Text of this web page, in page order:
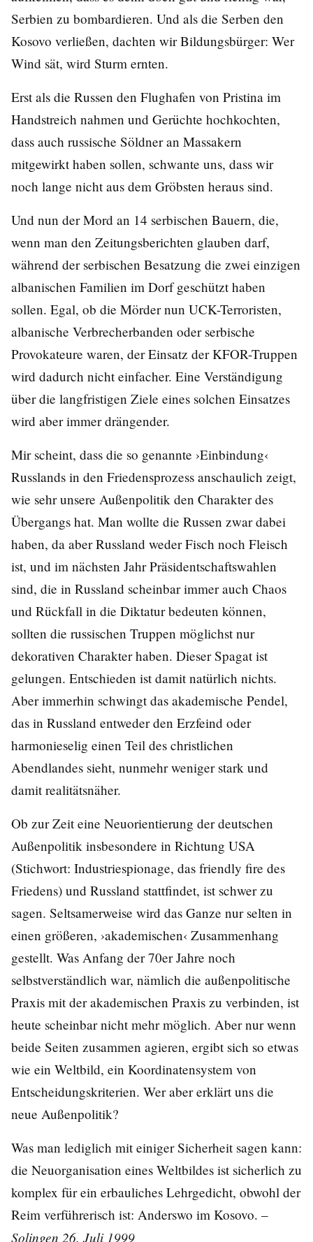
Serbien zu bombardieren. Und als die Serben den
Kosovo verließen, dachten wir Bildungsbürger: Wer
Wind sät, wird Sturm ernten.
Erst als die Russen den Flughafen von Pristina im
Handstreich nahmen und Gerüchte hochkochten,
dass auch russische Söldner an Massakern
mitgewirkt haben sollen, schwante uns, dass wir
noch lange nicht aus dem Gröbsten heraus sind.
Und nun der Mord an 14 serbischen Bauern, die,
wenn man den Zeitungsberichten glauben darf,
während der serbischen Besatzung die zwei einzigen
albanischen Familien im Dorf geschützt haben
sollen. Egal, ob die Mörder nun UCK-Terroristen,
albanische Verbrecherbanden oder serbische
Provokateure waren, der Einsatz der KFOR-Truppen
wird dadurch nicht einfacher. Eine Verständigung
über die langfristigen Ziele eines solchen Einsatzes
wird aber immer drängender.
Mir scheint, dass die so genannte ›Einbindung‹
Russlands in den Friedensprozess anschaulich zeigt,
wie sehr unsere Außenpolitik den Charakter des
Übergangs hat. Man wollte die Russen zwar dabei
haben, da aber Russland weder Fisch noch Fleisch
ist, und im nächsten Jahr Präsidentschaftswahlen
sind, die in Russland scheinbar immer auch Chaos
und Rückfall in die Diktatur bedeuten können,
sollten die russischen Truppen möglichst nur
dekorativen Charakter haben. Dieser Spagat ist
gelungen. Entschieden ist damit natürlich nichts.
Aber immerhin schwingt das akademische Pendel,
das in Russland entweder den Erzfeind oder
harmonieselig einen Teil des christlichen
Abendlandes sieht, nunmehr weniger stark und
damit realitätsnäher.
Ob zur Zeit eine Neuorientierung der deutschen
Außenpolitik insbesondere in Richtung USA
(Stichwort: Industriespionage, das friendly fire des
Friedens) und Russland stattfindet, ist schwer zu
sagen. Seltsamerweise wird das Ganze nur selten in
einen größeren, ›akademischen‹ Zusammenhang
gestellt. Was Anfang der 70er Jahre noch
selbstverständlich war, nämlich die außenpolitische
Praxis mit der akademischen Praxis zu verbinden, ist
heute scheinbar nicht mehr möglich. Aber nur wenn
beide Seiten zusammen agieren, ergibt sich so etwas
wie ein Weltbild, ein Koordinatensystem von
Entscheidungskriterien. Wer aber erklärt uns die
neue Außenpolitik?
Was man lediglich mit einiger Sicherheit sagen kann:
die Neuorganisation eines Weltbildes ist sicherlich zu
komplex für ein erbauliches Lehrgedicht, obwohl der
Reim verführerisch ist: Anderswo im Kosovo. –
Solingen 26. Juli 1999